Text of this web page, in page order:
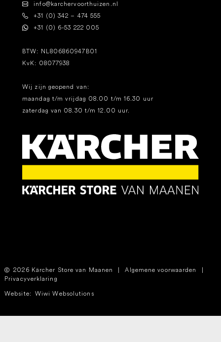
info@karchervoorthuizen.nl
+31 (0) 342 – 474 555
+31 (0) 6-53 222 005
BTW: NL806860947B01
KvK: 08077938
Wij zijn geopend van:
maandag t/m vrijdag 08.00 t/m 16.30 uur
zaterdag van 08.30 t/m 12.00 uur.
2026 Kärcher Store van Maanen | Algemene voorwaarden
|
Privacyverklaring
Website: Wiwi Websolutions